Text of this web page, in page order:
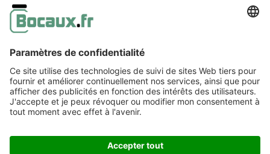
Information & formulaire de rétractation
CGV avec informations aux clients
Déclaration de confidentialité
Accessibilité